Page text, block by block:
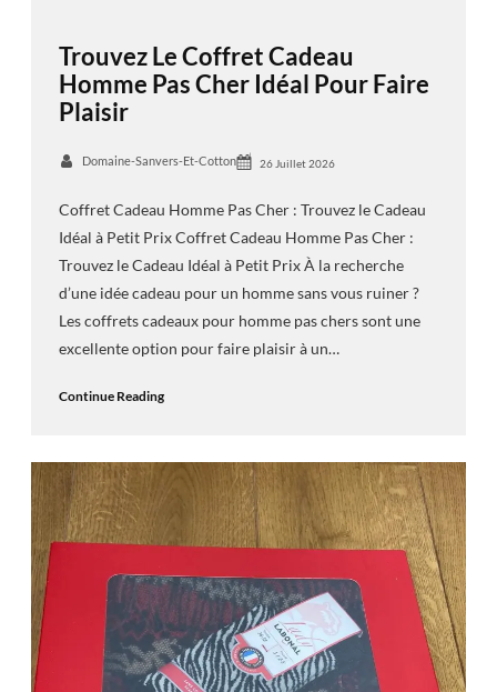
Trouvez Le Coffret Cadeau
Homme Pas Cher Idéal Pour Faire
Plaisir
Domaine-Sanvers-Et-Cotton 26 Juillet 2026
Coffret Cadeau Homme Pas Cher : Trouvez le Cadeau
Idéal à Petit Prix Coffret Cadeau Homme Pas Cher :
Trouvez le Cadeau Idéal à Petit Prix À la recherche
d’une idée cadeau pour un homme sans vous ruiner ?
Les coffrets cadeaux pour homme pas chers sont une
excellente option pour faire plaisir à un…
Continue Reading